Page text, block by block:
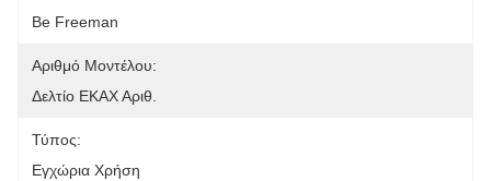
Be Freeman
Αριθμό Μοντέλου:
Δελτίο ΕΚΑΧ Αριθ.
Τύπος:
Εγχώρια Χρήση